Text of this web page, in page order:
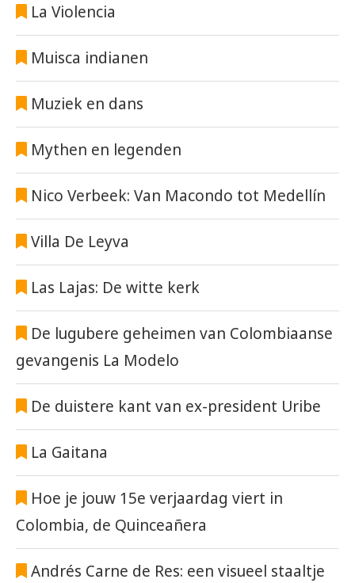
La Violencia
Muisca indianen
Muziek en dans
Mythen en legenden
Nico Verbeek: Van Macondo tot Medellín
Villa De Leyva
Las Lajas: De witte kerk
De lugubere geheimen van Colombiaanse
gevangenis La Modelo
De duistere kant van ex-president Uribe
La Gaitana
Hoe je jouw 15e verjaardag viert in
Colombia, de Quinceañera
Andrés Carne de Res: een visueel staaltje